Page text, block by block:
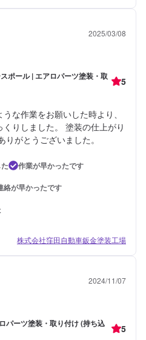
2025/03/08
ポール | エアロパーツ塗装・取
5
な作業をお願いした時より、
りしました。 塗装の仕上がり
がとうございました。
作業が早かったです
絡が早かったです
株式会社窪田自動車鈑金塗装工場
2024/11/07
パーツ塗装・取り付け (持ち込
5